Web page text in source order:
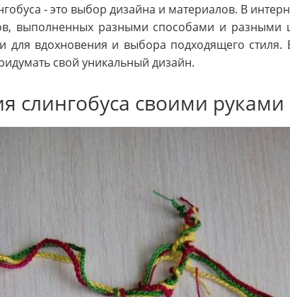
- это выбор дизайна и материалов. В
выполненных разными способами и разными
для вдохновения и выбора подходящего
свой уникальный дизайн.
слингобуса своими руками